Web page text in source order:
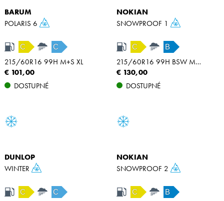
BARUM
POLARIS 6
C C
215/60R16 99H M+S XL
€ 101,00
DOSTUPNÉ
NOKIAN
SNOWPROOF 1
C B
215/60R16 99H BSW M+S XL
€ 130,00
DOSTUPNÉ
DUNLOP
WINTER
C C
NOKIAN
SNOWPROOF 2
C B